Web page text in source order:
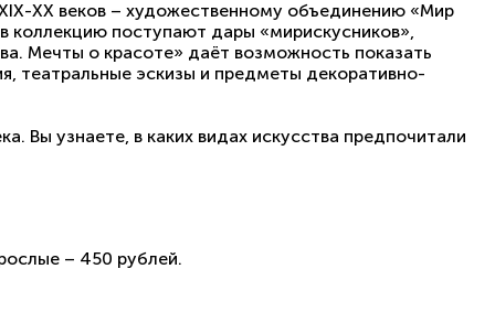
XX веков – художественному объединению «Мир
коллекцию поступают дары «мирискусников»,
Мечты о красоте» даёт возможность показать
театральные эскизы и предметы декоративно-
Вы узнаете, в каких видах искусства предпочитали
– 450 рублей.